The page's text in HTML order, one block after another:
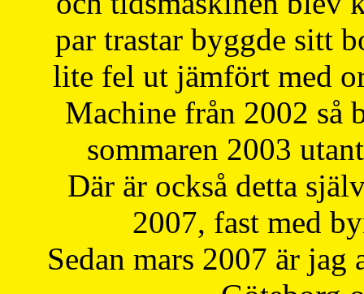
par trastar byggde sitt
lite fel ut jämfört med
Machine från 2002 så
sommaren 2003
Där är också detta
2007, fast med
Sedan mars 2007 är